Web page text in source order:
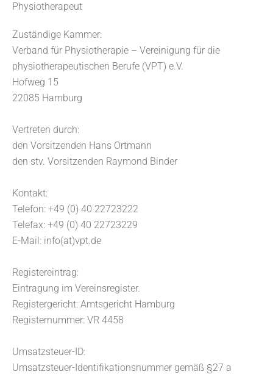
Physiotherapeut
Zuständige Kammer:
Verband für Physiotherapie – Vereinigung für die
physiotherapeutischen Berufe (VPT) e.V.
Hofweg 15
22085 Hamburg
Vertreten durch:
den Vorsitzenden Hans Ortmann
den stv. Vorsitzenden Raymond Binder
Kontakt:
Telefon: +49 (0) 40 22723222
Telefax: +49 (0) 40 22723229
E-Mail: info(at)vpt.de
Registereintrag:
Eintragung im Vereinsregister.
Registergericht: Amtsgericht Hamburg
Registernummer: VR 4458
Umsatzsteuer-ID:
Umsatzsteuer-Identifikationsnummer gemäß §27 a